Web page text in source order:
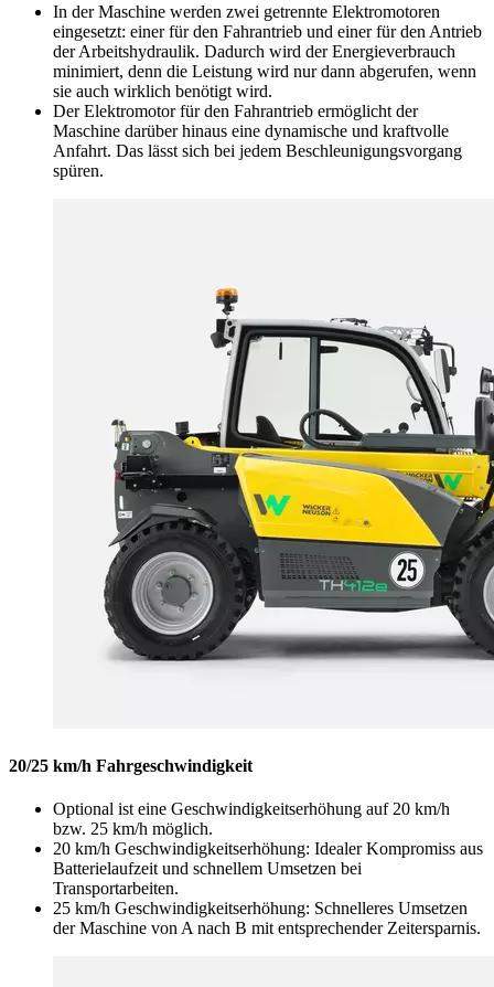
In der Maschine werden zwei getrennte Elektromotoren
eingesetzt: einer für den Fahrantrieb und einer für den Antrieb
der Arbeitshydraulik. Dadurch wird der Energieverbrauch
minimiert, denn die Leistung wird nur dann abgerufen, wenn
sie auch wirklich benötigt wird.
Der Elektromotor für den Fahrantrieb ermöglicht der
Maschine darüber hinaus eine dynamische und kraftvolle
Anfahrt. Das lässt sich bei jedem Beschleunigungsvorgang
spüren.
20/25 km/h Fahrgeschwindigkeit
Optional ist eine Geschwindigkeitserhöhung auf 20 km/h
bzw. 25 km/h möglich.
20 km/h Geschwindigkeitserhöhung: Idealer Kompromiss aus
Batterielaufzeit und schnellem Umsetzen bei
Transportarbeiten.
25 km/h Geschwindigkeitserhöhung: Schnelleres Umsetzen
der Maschine von A nach B mit entsprechender Zeitersparnis.